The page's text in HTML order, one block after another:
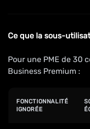
Ce que la sous-
Pour une PME de 30
Business Premium :
FONCTIONNALITÉ
IGNORÉE